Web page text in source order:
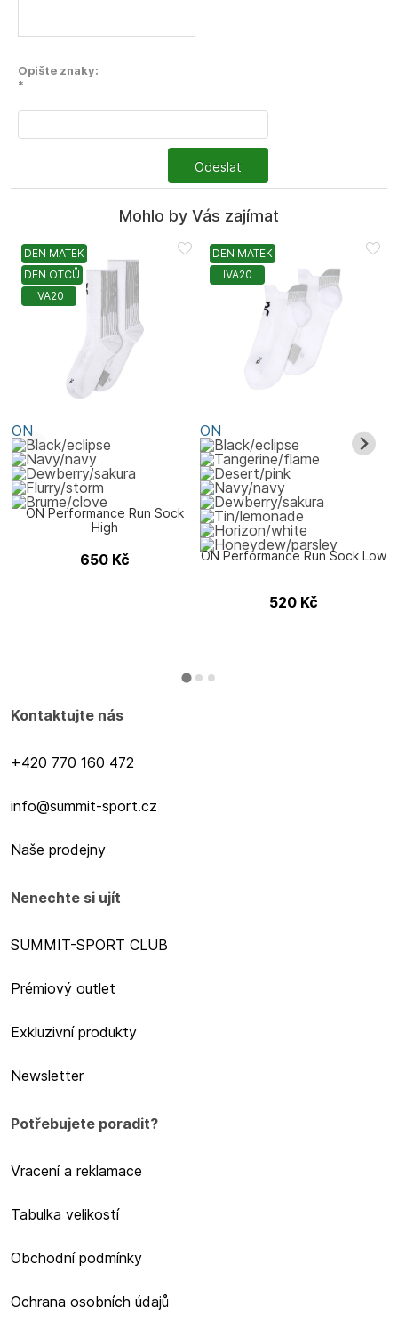
Opište znaky:
*
Odeslat
Mohlo by Vás zajímat
DEN MATEK
DEN OTCŮ
IVA20
ON
ON Performance Run Sock
High
650 Kč
DEN MATEK
IVA20
ON
ON Performance Run Sock Low
520 Kč
Kontaktujte nás
+420 770 160 472
info@summit-sport.cz
Naše prodejny
Nenechte si ujít
SUMMIT-SPORT CLUB
Prémiový outlet
Exkluzivní produkty
Newsletter
Potřebujete poradit?
Vracení a reklamace
Tabulka velikostí
Obchodní podmínky
Ochrana osobních údajů